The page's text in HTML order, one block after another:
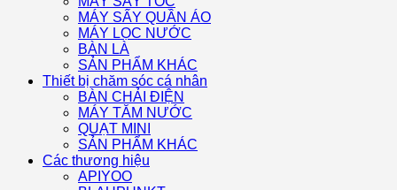
MÁY SẤY QUẦN ÁO
MÁY LỌC NƯỚC
BÀN LÀ
SẢN PHẨM KHÁC
Thiết bị chăm sóc cá nhân
BÀN CHẢI ĐIỆN
MÁY TĂM NƯỚC
QUẠT MINI
SẢN PHẨM KHÁC
Các thương hiệu
APIYOO